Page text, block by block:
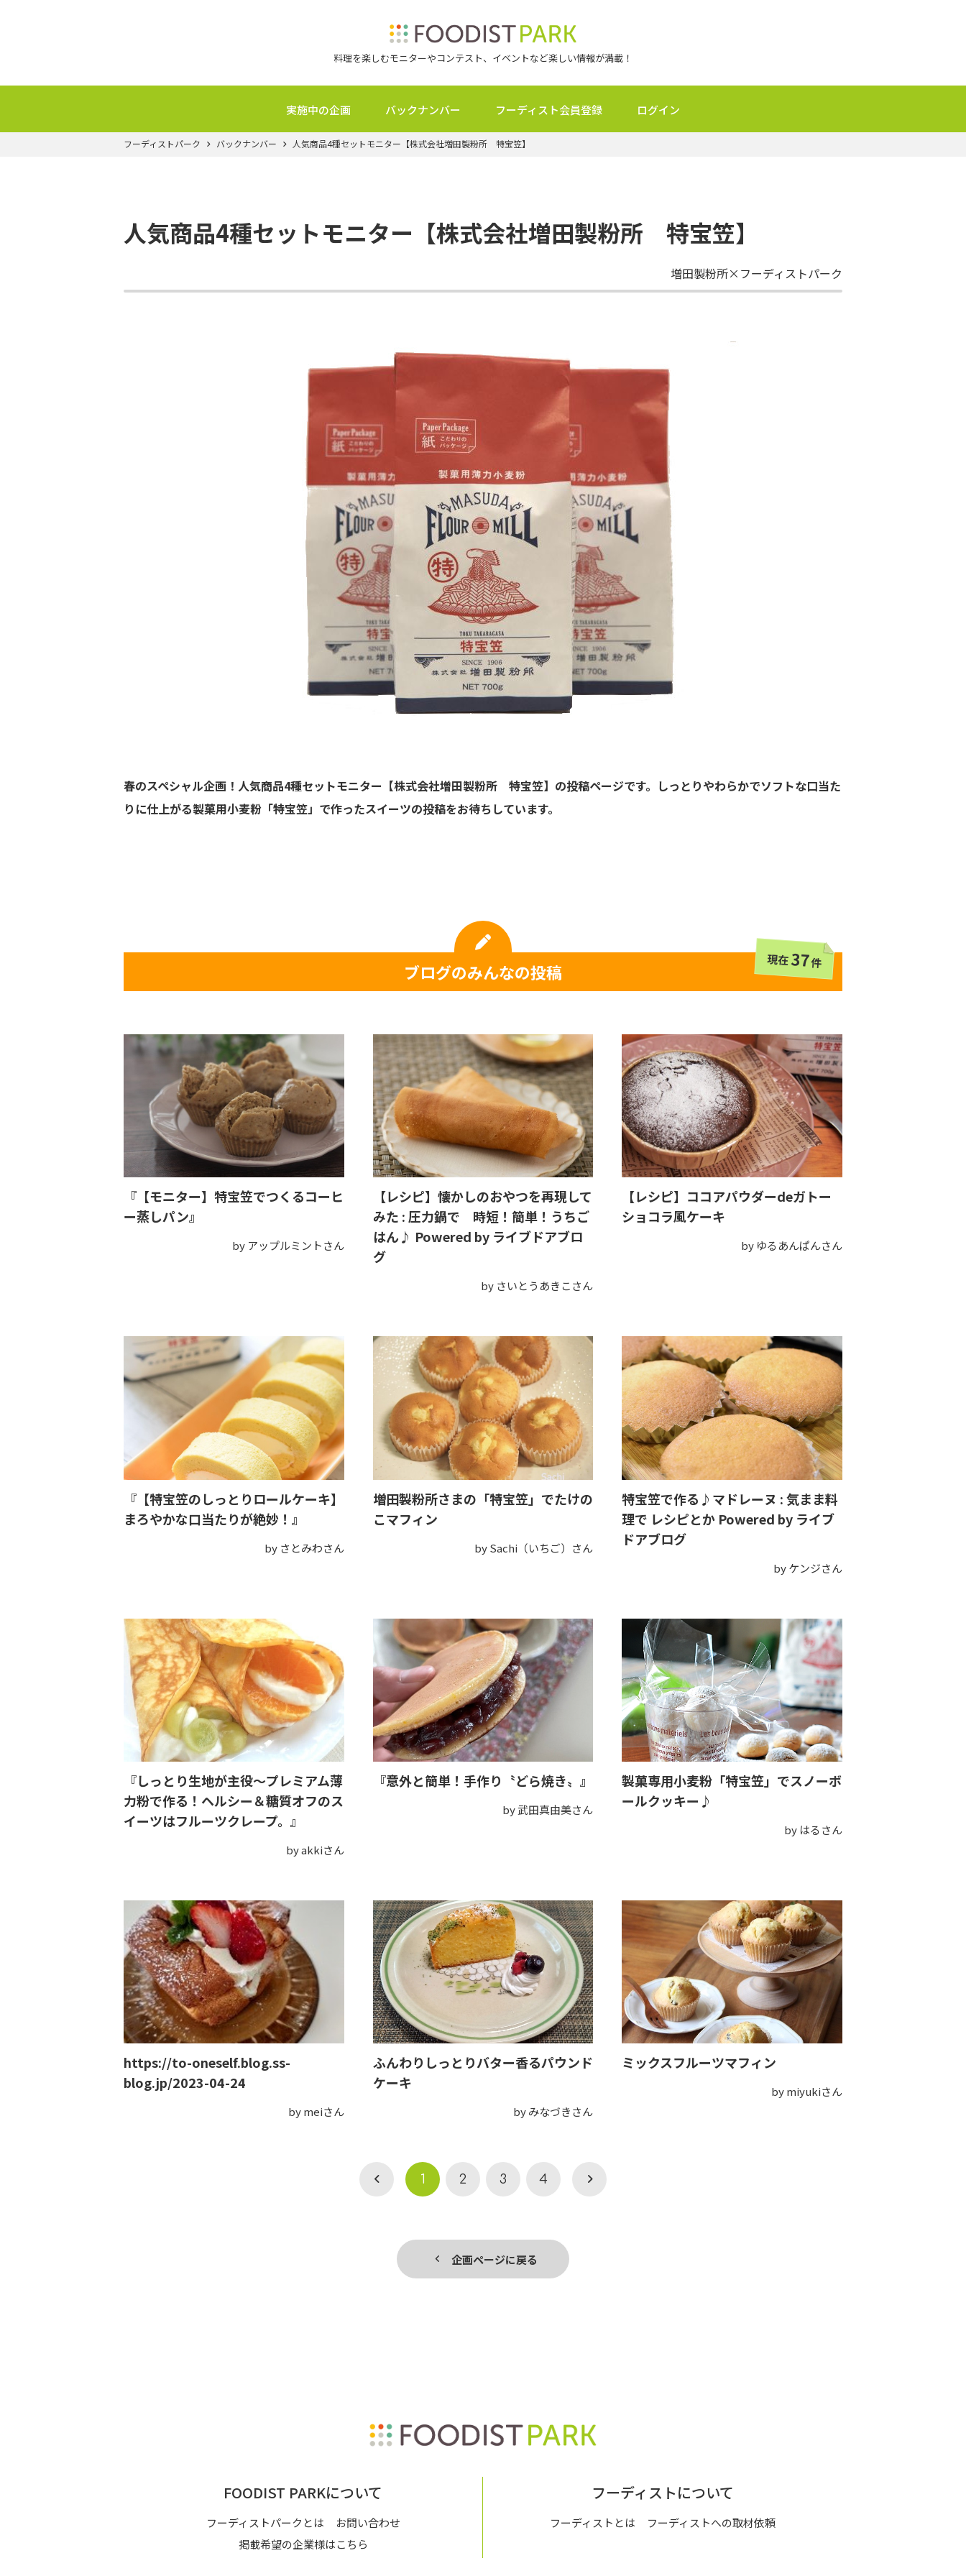
料理を楽しむモニターやコンテスト、イベントなど楽しい情報が満載！
実施中の企画 バックナンバー フーディスト会員登録 ログイン
フーディストパーク バックナンバー 人気商品4種セットモニター【株式会社増田製粉所 特宝笠】
人気商品4種セットモニター【株式会社増田製粉所 特宝笠】
増田製粉所×フーディストパーク
春のスペシャル企画！人気商品4種セットモニター【株式会社増田製粉所 特宝笠】の投稿ページです。しっとりやわらかでソフトな口当た
りに仕上がる製菓用小麦粉「特宝笠」で作ったスイーツの投稿をお待ちしています。
ブログのみんなの投稿
現在37件
『【モニター】特宝笠でつくるコーヒ
ー蒸しパン』
by アップルミントさん
【レシピ】懐かしのおやつを再現して
みた : 圧力鍋で 時短！簡単！うちご
はん♪ Powered by ライブドアブロ
グ
by さいとうあきこさん
【レシピ】ココアパウダーdeガトー
ショコラ風ケーキ
by ゆるあんぱんさん
『【特宝笠のしっとりロールケーキ】
まろやかな口当たりが絶妙！』
by さとみわさん
増田製粉所さまの「特宝笠」でたけの
こマフィン
by Sachi（いちご）さん
特宝笠で作る♪マドレーヌ : 気まま料
理で レシピとか Powered by ライブ
ドアブログ
by ケンジさん
『しっとり生地が主役〜プレミアム薄
力粉で作る！ヘルシー＆糖質オフのス
イーツはフルーツクレープ。』
by akkiさん
『意外と簡単！手作り〝どら焼き〟』
by 武田真由美さん
製菓専用小麦粉「特宝笠」でスノーボ
ールクッキー♪
by はるさん
https://to-oneself.blog.ss-
blog.jp/2023-04-24
by meiさん
ふんわりしっとりバター香るパウンド
ケーキ
by みなづきさん
ミックスフルーツマフィン
by miyukiさん
1 2 3 4
企画ページに戻る
FOODIST PARKについて
フーディストパークとは
お問い合わせ
掲載希望の企業様はこちら
フーディストについて
フーディストとは フーディストへの取材依頼